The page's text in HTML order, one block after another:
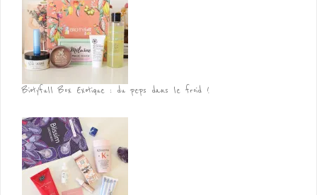
Biotyfull Box Exotique : du peps dans le froid !